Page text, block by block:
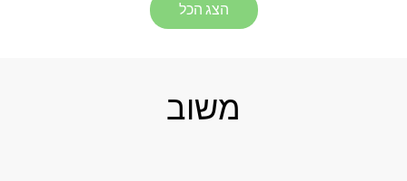
הצג הכל
משוב